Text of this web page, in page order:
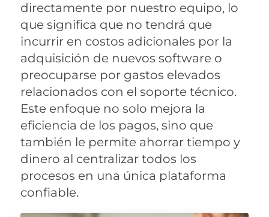
directamente por nuestro equipo, lo
que significa que no tendrá que
incurrir en costos adicionales por la
adquisición de nuevos software o
preocuparse por gastos elevados
relacionados con el soporte técnico.
Este enfoque no solo mejora la
eficiencia de los pagos, sino que
también le permite ahorrar tiempo y
dinero al centralizar todos los
procesos en una única plataforma
confiable.